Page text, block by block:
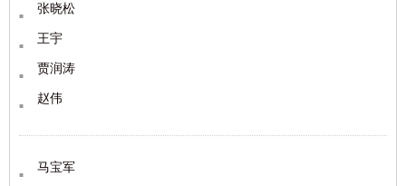
张晓松
王宇
贾润涛
赵伟
马宝军